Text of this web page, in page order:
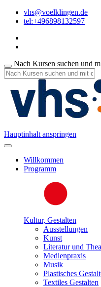
vhs@voelklingen.de
tel:+496898132597
Nach Kursen suchen und
Hauptinhalt anspringen
Willkommen
Programm
Kultur, Gestalten
Ausstellungen
Kunst
Literatur und
Medienpraxis
Musik
Plastisches
Textiles Gestalten